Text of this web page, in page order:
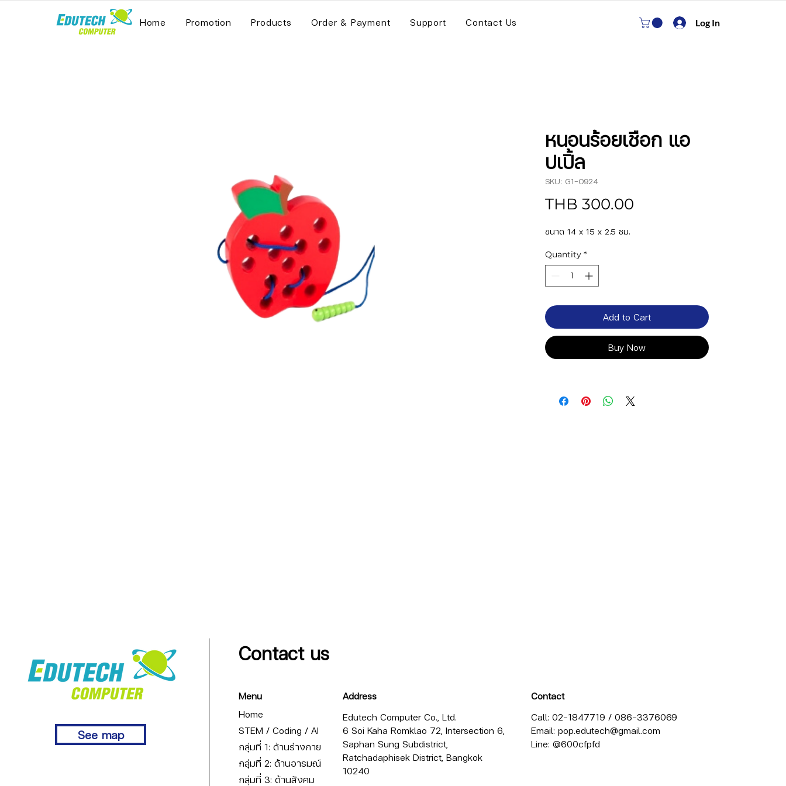
Home Promotion Products Order & Payment Support Contact Us Log In
หนอนร้อยเชือก แอ
ปเปิ้ล
SKU: G1-0924
THB 300.00
ขนาด 14 x 15 x 2.5 ซม.
Quantity *
Add to Cart
Buy Now
Contact us
See map
Menu
Home
STEM / Coding / AI
กลุ่มที่ 1: ด้านร่างกาย
กลุ่มที่ 2: ด้านอารมณ์
กลุ่มที่ 3: ด้านสังคม
Address
Edutech Computer Co., Ltd.
6 Soi Kaha Romklao 72, Intersection 6,
Saphan Sung Subdistrict,
Ratchadaphisek District, Bangkok
10240
Contact
Call: 02-1847719 / 086-3376069
Email: pop.edutech@gmail.com
Line: @600cfpfd